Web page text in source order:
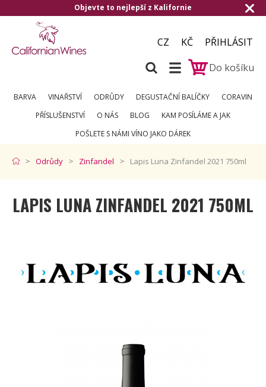
to nejlepší z Kalifornie Doručení
CZ KČ
PŘIHLÁSIT
Do košíku
BARVA VINAŘSTVÍ ODRŮDY DEGUSTAČNÍ BALÍČKY
CORAVIN
PŘÍSLUŠENSTVÍ
O NÁS BLOG
KAM POSÍLÁME A JAK
POŠLETE S NÁMI VÍNO JAKO DÁREK
Odrůdy Zinfandel Lapis Luna Zinfandel 2021 750ml
LAPIS LUNA ZINFANDEL 2021 750ML